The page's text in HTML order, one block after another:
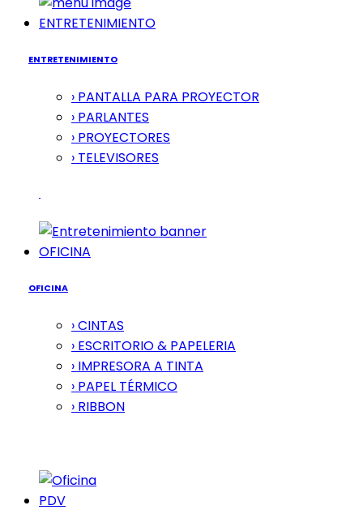
ENTRETENIMIENTO
ENTRETENIMIENTO
› PANTALLA PARA PROYECTOR
› PARLANTES
› PROYECTORES
› TELEVISORES
OFICINA
OFICINA
› CINTAS
› ESCRITORIO & PAPELERIA
› IMPRESORA A TINTA
› PAPEL TÉRMICO
› RIBBON
PDV